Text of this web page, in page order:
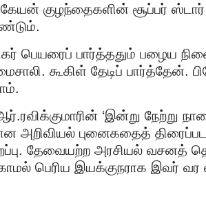
குழந்தைகளின் சூப்பர்
பெயரைப் பார்த்ததும் பழைய
கூகிள் தேடிப் பார்த்தேன்.
‘இன்று நேற்று
அறிவியல் புனைகதைத்
தேவையற்ற அரசியல் வசனத்
பெரிய இயக்குநராக இவர்